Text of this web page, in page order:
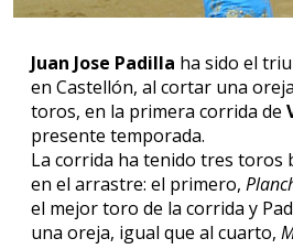
Juan Jose Padilla ha sido el
en Castellón, al cortar una
toros, en la primera corrida de
presente temporada.
La corrida ha tenido tres toros
en el arrastre: el primero,
el mejor toro de la corrida y
una oreja, igual que al cuarto,